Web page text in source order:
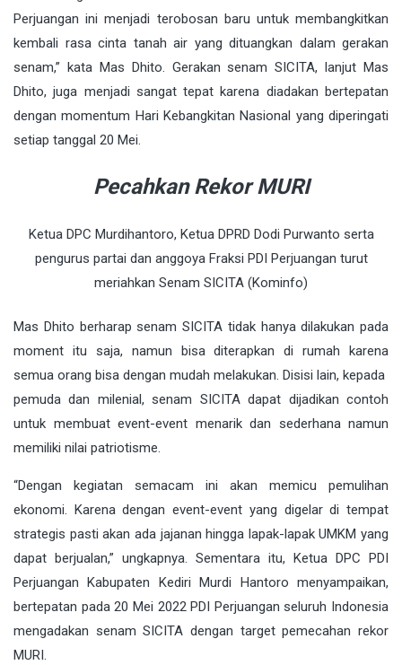
Perjuangan ini menjadi terobosan baru untuk membangkitkan
kembali rasa cinta tanah air yang dituangkan dalam gerakan
senam,” kata Mas Dhito. Gerakan senam SICITA, lanjut Mas
Dhito, juga menjadi sangat tepat karena diadakan bertepatan
dengan momentum Hari Kebangkitan Nasional yang diperingati
setiap tanggal 20 Mei.
Pecahkan Rekor MURI
Ketua DPC Murdihantoro, Ketua DPRD Dodi Purwanto serta
pengurus partai dan anggoya Fraksi PDI Perjuangan turut
meriahkan Senam SICITA (Kominfo)
Mas Dhito berharap senam SICITA tidak hanya dilakukan pada
moment itu saja, namun bisa diterapkan di rumah karena
semua orang bisa dengan mudah melakukan. Disisi lain, kepada
pemuda dan milenial, senam SICITA dapat dijadikan contoh
untuk membuat event-event menarik dan sederhana namun
memiliki nilai patriotisme.
“Dengan kegiatan semacam ini akan memicu pemulihan
ekonomi. Karena dengan event-event yang digelar di tempat
strategis pasti akan ada jajanan hingga lapak-lapak UMKM yang
dapat berjualan,” ungkapnya. Sementara itu, Ketua DPC PDI
Perjuangan Kabupaten Kediri Murdi Hantoro menyampaikan,
bertepatan pada 20 Mei 2022 PDI Perjuangan seluruh Indonesia
mengadakan senam SICITA dengan target pemecahan rekor
MURI.